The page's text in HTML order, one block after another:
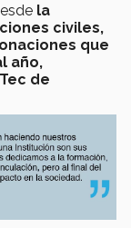
la
civiles,
que
año,
de